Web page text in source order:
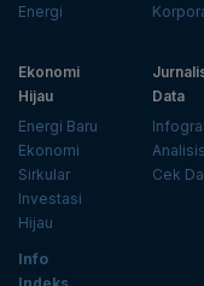
Energi
Ekonomi
Hijau
Energi Baru
Ekonomi
Sirkular
Investasi
Hijau
Data
Analisis
Cek
Info